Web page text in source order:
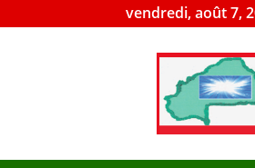
vendredi, août 7,